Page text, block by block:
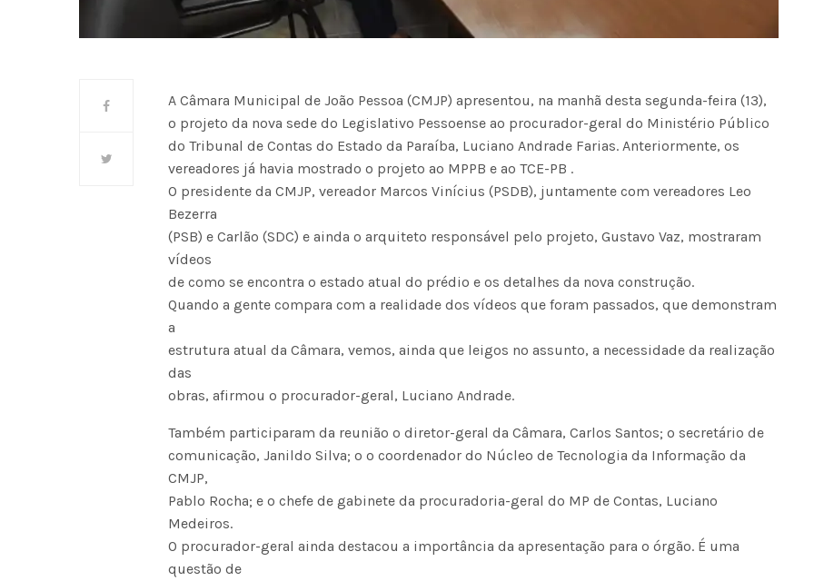
A Câmara Municipal de João Pessoa (CMJP) apresentou, na manhã desta segunda-feira (13),
o projeto da nova sede do Legislativo Pessoense ao procurador-geral do Ministério Público
do Tribunal de Contas do Estado da Paraíba, Luciano Andrade Farias. Anteriormente, os
vereadores já havia mostrado o projeto ao MPPB e ao TCE-PB .
O presidente da CMJP, vereador Marcos Vinícius (PSDB), juntamente com vereadores Leo
Bezerra
(PSB) e Carlão (SDC) e ainda o arquiteto responsável pelo projeto, Gustavo Vaz, mostraram
vídeos
de como se encontra o estado atual do prédio e os detalhes da nova construção.
Quando a gente compara com a realidade dos vídeos que foram passados, que demonstram
a
estrutura atual da Câmara, vemos, ainda que leigos no assunto, a necessidade da realização
das
obras, afirmou o procurador-geral, Luciano Andrade.
Também participaram da reunião o diretor-geral da Câmara, Carlos Santos; o secretário de
comunicação, Janildo Silva; o o coordenador do Núcleo de Tecnologia da Informação da
CMJP,
Pablo Rocha; e o chefe de gabinete da procuradoria-geral do MP de Contas, Luciano
Medeiros.
O procurador-geral ainda destacou a importância da apresentação para o órgão. É uma
questão de